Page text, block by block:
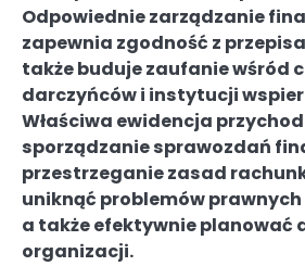
Odpowiednie zarządzanie
zapewnia zgodność z
także buduje zaufanie wśród
darczyńców i instytucji
Właściwa ewidencja
sporządzanie sprawozdań
przestrzeganie zasad
uniknąć problemów
a także efektywnie planować
organizacji.